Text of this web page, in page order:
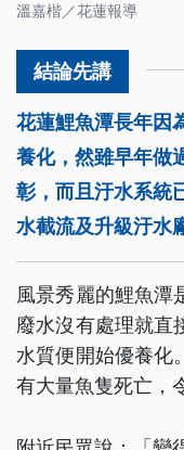
溫嘉楷／花蓮報導
花蓮鯉魚潭長年因
養化，然雖早年做
彰，而且汙水系統
水截流及升級汙水
風景秀麗的鯉魚潭
廢水沒有處理就直
水質便開始優養化
有大量魚隻死亡，